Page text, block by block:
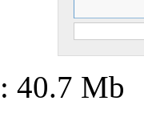
: 40.7 Mb